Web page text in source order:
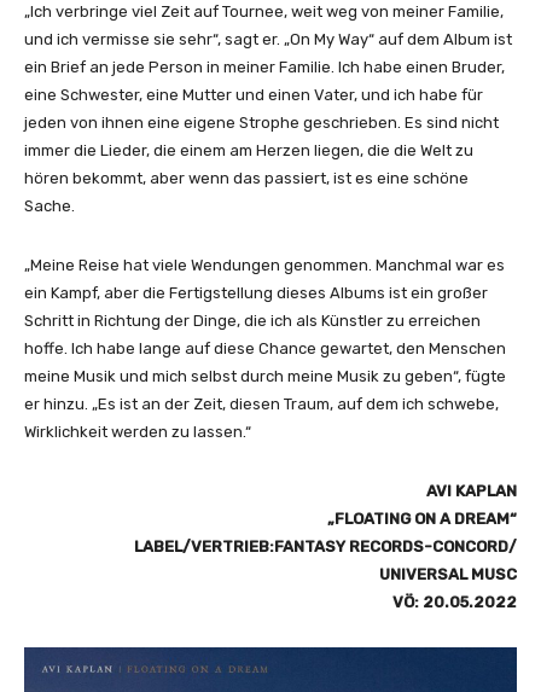
“
Y
b
e
a
n
z
e
i
„Ich verbringe viel Zeit auf Tournee, weit weg von meiner Familie,
und ich vermisse sie sehr“, sagt er. „On My Way“ auf dem Album ist
ein Brief an jede Person in meiner Familie. Ich habe einen Bruder,
eine Schwester, eine Mutter und einen Vater, und ich habe für
jeden von ihnen eine eigene Strophe geschrieben. Es sind nicht
immer die Lieder, die einem am Herzen liegen, die die Welt zu
hören bekommt, aber wenn das passiert, ist es eine schöne
Sache.
„Meine Reise hat viele Wendungen genommen. Manchmal war es
ein Kampf, aber die Fertigstellung dieses Albums ist ein großer
Schritt in Richtung der Dinge, die ich als Künstler zu erreichen
hoffe. Ich habe lange auf diese Chance gewartet, den Menschen
meine Musik und mich selbst durch meine Musik zu geben“, fügte
er hinzu. „Es ist an der Zeit, diesen Traum, auf dem ich schwebe,
Wirklichkeit werden zu lassen.“
AVI KAPLAN
„FLOATING ON A DREAM“
LABEL/VERTRIEB:FANTASY RECORDS-CONCORD/
UNIVERSAL MUSC
VÖ: 20.05.2022